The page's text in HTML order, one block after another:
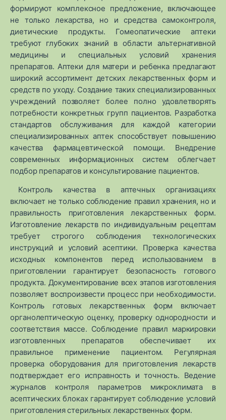
формируют комплексное предложение, включающее
не только лекарства, но и средства самоконтроля,
диетические продукты. Гомеопатические аптеки
требуют глубоких знаний в области альтернативной
медицины и специальных условий хранения
препаратов. Аптеки для матери и ребенка предлагают
широкий ассортимент детских лекарственных форм и
средств по уходу. Создание таких специализированных
учреждений позволяет более полно удовлетворять
потребности конкретных групп пациентов. Разработка
стандартов обслуживания для каждой категории
специализированных аптек способствует повышению
качества фармацевтической помощи. Внедрение
современных информационных систем облегчает
подбор препаратов и консультирование пациентов.
Контроль качества в аптечных организациях
включает не только соблюдение правил хранения, но и
правильность приготовления лекарственных форм.
Изготовление лекарств по индивидуальным рецептам
требует строгого соблюдения технологических
инструкций и условий асептики. Проверка качества
исходных компонентов перед использованием в
приготовлении гарантирует безопасность готового
продукта. Документирование всех этапов изготовления
позволяет воспроизвести процесс при необходимости.
Контроль готовых лекарственных форм включает
органолептическую оценку, проверку однородности и
соответствия массе. Соблюдение правил маркировки
изготовленных препаратов обеспечивает их
правильное применение пациентом. Регулярная
проверка оборудования для приготовления лекарств
подтверждает его исправность и точность. Ведение
журналов контроля параметров микроклимата в
асептических блоках гарантирует соблюдение условий
приготовления стерильных лекарственных форм.